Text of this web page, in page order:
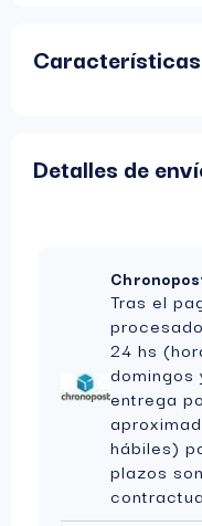
Características
Detalles de
Tras el
24 hs
domingos
entrega
hábiles)
plazos